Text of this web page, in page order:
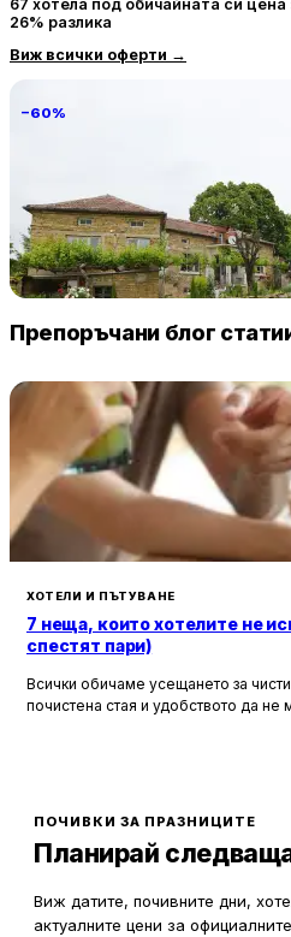
67 хотела под обичайната си цена
26% разлика
Виж всички оферти →
−60%
Villa Vin Santo
Винарово 89 € /
Препоръчани блог
ХОТЕЛИ И ПЪТУВАНЕ
7 неща, които хотелите не
спестят пари)
Всички обичаме усещането за
почистена стая и удобството да
ПОЧИВКИ ЗА ПРАЗНИЦИТЕ
Планирай
Виж датите, почивните дни,
актуалните цени за